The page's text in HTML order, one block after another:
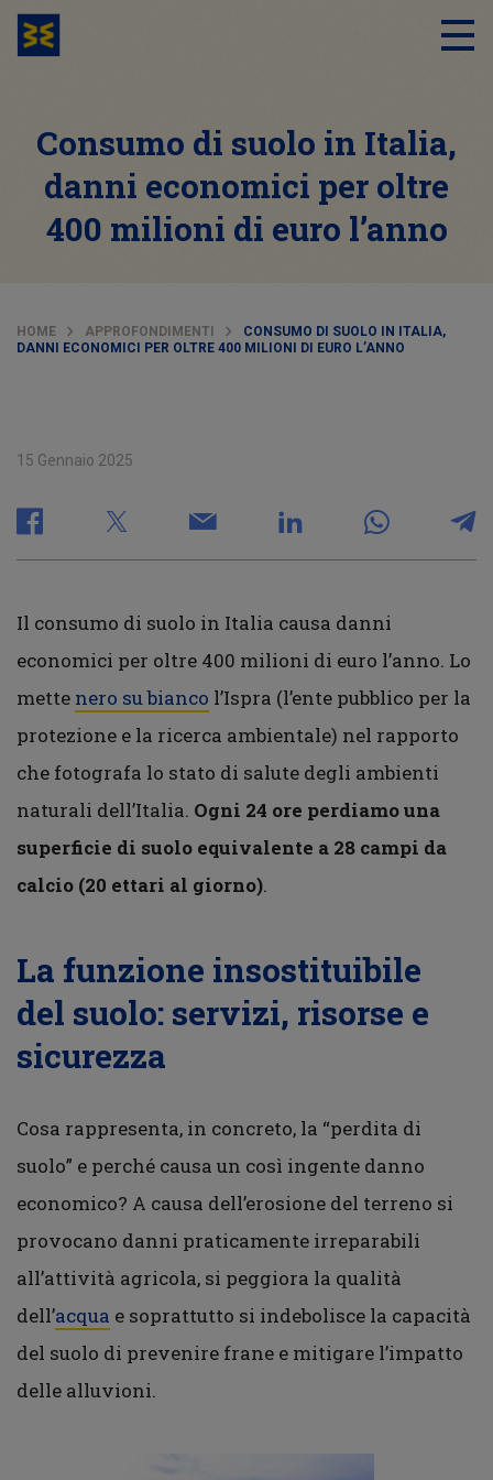
Consumo di suolo in Italia,
danni economici per oltre
400 milioni di euro l’anno
HOME APPROFONDIMENTI
CONSUMO DI SUOLO IN ITALIA,
DANNI ECONOMICI PER OLTRE 400 MILIONI DI EURO L’ANNO
15 Gennaio 2025
Il consumo di suolo in Italia causa danni
economici per oltre 400 milioni di euro l’anno. Lo
mette nero su bianco l’Ispra (l’ente pubblico per la
protezione e la ricerca ambientale) nel rapporto
che fotografa lo stato di salute degli ambienti
naturali dell’Italia. Ogni 24 ore perdiamo una
superficie di suolo equivalente a 28 campi da
calcio (20 ettari al giorno).
La funzione insostituibile
del suolo: servizi, risorse e
sicurezza
Cosa rappresenta, in concreto, la “perdita di
suolo” e perché causa un così ingente danno
economico? A causa dell’erosione del terreno si
provocano danni praticamente irreparabili
all’attività agricola, si peggiora la qualità
dell’acqua e soprattutto si indebolisce la capacità
del suolo di prevenire frane e mitigare l’impatto
delle alluvioni.